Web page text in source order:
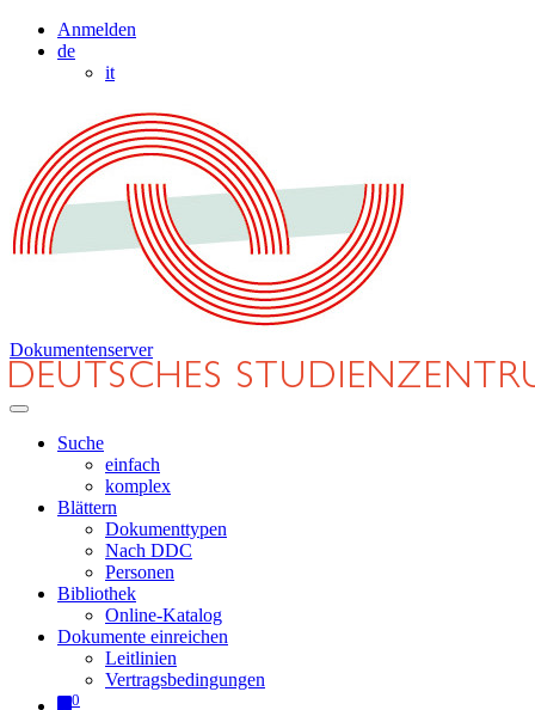
Anmelden
de
it
Dokumentenserver
Suche
einfach
komplex
Blättern
Dokumenttypen
Nach DDC
Personen
Bibliothek
Online-Katalog
Dokumente einreichen
Leitlinien
Vertragsbedingungen
0